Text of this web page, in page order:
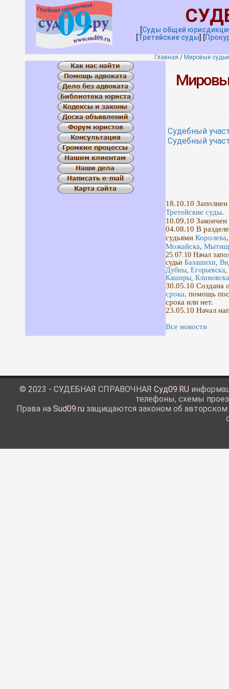
[Суды общей
[Третейские суды] [
Главная / Мировые судьи
Судебный
Судебный
18.10.10
Третейские суды.
10.09.10
04.08.10 В
судьями Королева
Можайска, Мытищ
25.07.10 Начал
судьи Балашихи,
Дубны, Егорьевска,
Каширы, Климовска
30.05.10 Создана
срока, помощь
срока или нет.
23.05.10 Начал
Все новости
© 2023 - СУДЕБНАЯ СПРАВОЧНАЯ Суд09.RU
телефоны, схемы
Права на Sud09.ru защищаются законом об авторском